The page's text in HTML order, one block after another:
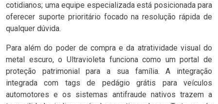
cotidianos; uma equipe especializada está posicionada para
oferecer suporte prioritário focado na resolução rápida de
qualquer dúvida.
Para além do poder de compra e da atratividade visual do
metal escuro, o Ultravioleta funciona como um portal de
proteção patrimonial para a sua família. A integração
integrada com tags de pedágio grátis para veículos
automotores e os sistemas antifraude nativos trazem a